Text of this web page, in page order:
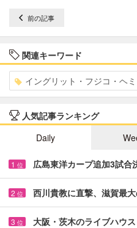
前の記事
関連キーワード
イングリット・フジコ・ヘ
人気記事ランキング
Daily
1 位 広島東洋カープ追加3試
2 位 西川貴教に直撃、滋賀最
3 位 大阪・茨木のライブハウ